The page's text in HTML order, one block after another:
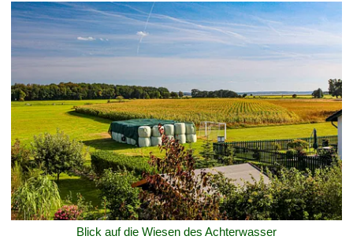
Blick auf die Wiesen des Achterwasser